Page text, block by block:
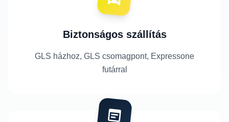
Biztonságos szállítás
GLS házhoz, GLS csomagpont, Expressone
futárral